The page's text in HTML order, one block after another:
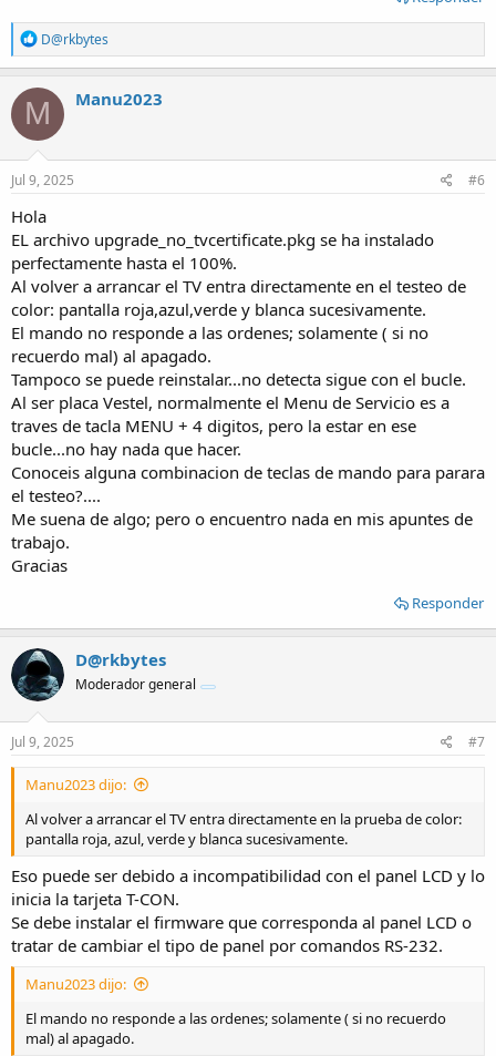
R
e
a
c
t
i
o
n
s
D@rkbytes
M Manu2023
Jul 9, 2025 #6
Hola
EL archivo upgrade_no_tvcertificate.pkg se ha instalado
perfectamente hasta el 100%.
Al volver a arrancar el TV entra directamente en el testeo de
color: pantalla roja,azul,verde y blanca sucesivamente.
El mando no responde a las ordenes; solamente ( si no
recuerdo mal) al apagado.
Tampoco se puede reinstalar...no detecta sigue con el bucle.
Al ser placa Vestel, normalmente el Menu de Servicio es a
traves de tacla MENU + 4 digitos, pero la estar en ese
bucle...no hay nada que hacer.
Conoceis alguna combinacion de teclas de mando para parara
el testeo?....
Me suena de algo; pero o encuentro nada en mis apuntes de
trabajo.
Gracias
Responder
D@rkbytes
Moderador general
Jul 9, 2025 #7
Manu2023 dijo:
Al volver a arrancar el TV entra directamente en la prueba de color:
pantalla roja, azul, verde y blanca sucesivamente.
Eso puede ser debido a incompatibilidad con el panel LCD y lo
inicia la tarjeta T-CON.
Se debe instalar el firmware que corresponda al panel LCD o
tratar de cambiar el tipo de panel por comandos RS-232.
Manu2023 dijo:
El mando no responde a las ordenes; solamente ( si no recuerdo
mal) al apagado.